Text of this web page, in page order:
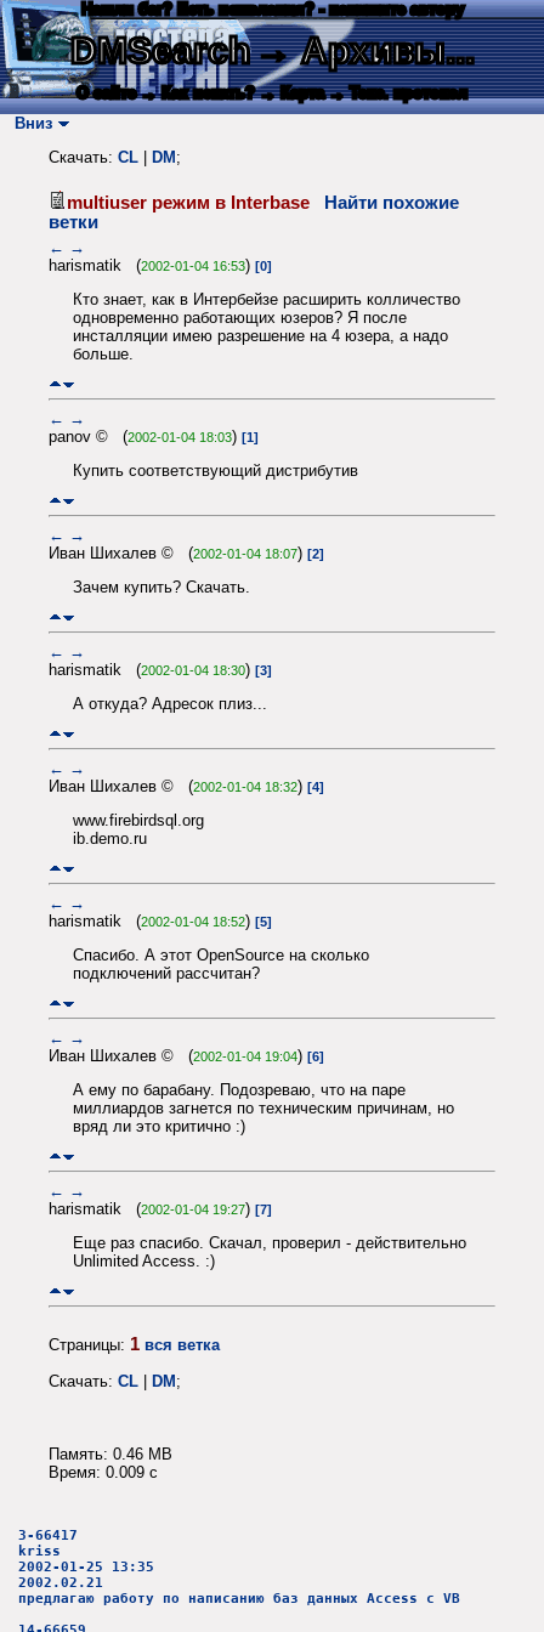
Нашли баг? Есть пожелания? - напишите автору
DMSearch→ Архивы...
О сайте → Как искать? → Карта → Текс. протокол
Вниз
Скачать: CL DM ;
multiuser режим в Interbase
Найти похожие
ветки
← →
harismatik (2002-01-04 16:53) [0]
Кто знает, как в Интербейзе расширить колличество
одновременно работающих юзеров? Я после
инсталляции имею разрешение на 4 юзера, а надо
больше.
← →
panov © (2002-01-04 18:03) [1]
Купить соответствующий дистрибутив
← →
Иван Шихалев © (2002-01-04 18:07) [2]
Зачем купить? Скачать.
← →
harismatik (2002-01-04 18:30) [3]
А откуда? Адресок плиз...
← →
Иван Шихалев © (2002-01-04 18:32) [4]
www.firebirdsql.org
ib.demo.ru
← →
harismatik (2002-01-04 18:52) [5]
Спасибо. А этот OpenSource на сколько
подключений рассчитан?
← →
Иван Шихалев © (2002-01-04 19:04) [6]
А ему по барабану. Подозреваю, что на паре
миллиардов загнется по техническим причинам, но
вряд ли это критично :)
← →
harismatik (2002-01-04 19:27) [7]
Еще раз спасибо. Скачал, проверил - действительно
Unlimited Access. :)
Страницы: 1 вся ветка
Скачать: CL | DM;
Память: 0.46 MB
Время: 0.009 c
3-66417
kriss
2002-01-25 13:35
2002.02.21
предлагаю работу по написанию баз данных Access с VB